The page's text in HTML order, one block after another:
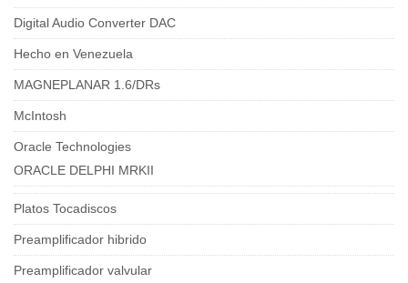
Digital Audio Converter DAC
Hecho en Venezuela
MAGNEPLANAR 1.6/DRs
McIntosh
Oracle Technologies
ORACLE DELPHI MRKII
Platos Tocadiscos
Preamplificador hibrido
Preamplificador valvular